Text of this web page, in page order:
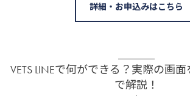
詳細・お申込みはこちら
VETS LINEで何ができる？実際の画
で解説！